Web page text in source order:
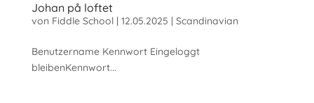
Johan på loftet
von Fiddle School| 12.05.2025 | Scandinavian
Benutzername Kennwort Eingeloggt
bleibenKennwort...